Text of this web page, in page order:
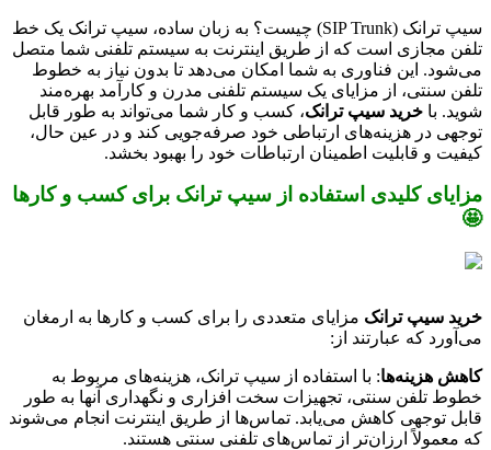
سیپ ترانک (SIP Trunk) چیست؟ به زبان ساده، سیپ ترانک یک خط
تلفن مجازی است که از طریق اینترنت به سیستم تلفنی شما متصل
می‌شود. این فناوری به شما امکان می‌دهد تا بدون نیاز به خطوط
تلفن سنتی، از مزایای یک سیستم تلفنی مدرن و کارآمد بهره‌مند
شوید. با خرید سیپ ترانک، کسب و کار شما می‌تواند به طور قابل
توجهی در هزینه‌های ارتباطی خود صرفه‌جویی کند و در عین حال،
کیفیت و قابلیت اطمینان ارتباطات خود را بهبود بخشد.
مزایای کلیدی استفاده از سیپ ترانک برای کسب و کارها
🤩
خرید سیپ ترانک مزایای متعددی را برای کسب و کارها به ارمغان
می‌آورد که عبارتند از:
کاهش هزینه‌ها: با استفاده از سیپ ترانک، هزینه‌های مربوط به
خطوط تلفن سنتی، تجهیزات سخت افزاری و نگهداری آنها به طور
قابل توجهی کاهش می‌یابد. تماس‌ها از طریق اینترنت انجام می‌شوند
که معمولاً ارزان‌تر از تماس‌های تلفنی سنتی هستند.